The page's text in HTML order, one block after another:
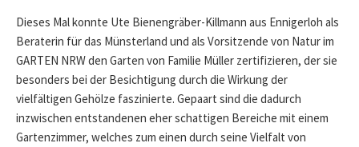
Dieses Mal konnte Ute Bienengräber-Killmann aus Ennigerloh als
Beraterin für das Münsterland und als Vorsitzende von Natur im
GARTEN NRW den Garten von Familie Müller zertifizieren, der sie
besonders bei der Besichtigung durch die Wirkung der
vielfältigen Gehölze faszinierte. Gepaart sind die dadurch
inzwischen entstandenen eher schattigen Bereiche mit einem
Gartenzimmer, welches zum einen durch seine Vielfalt von